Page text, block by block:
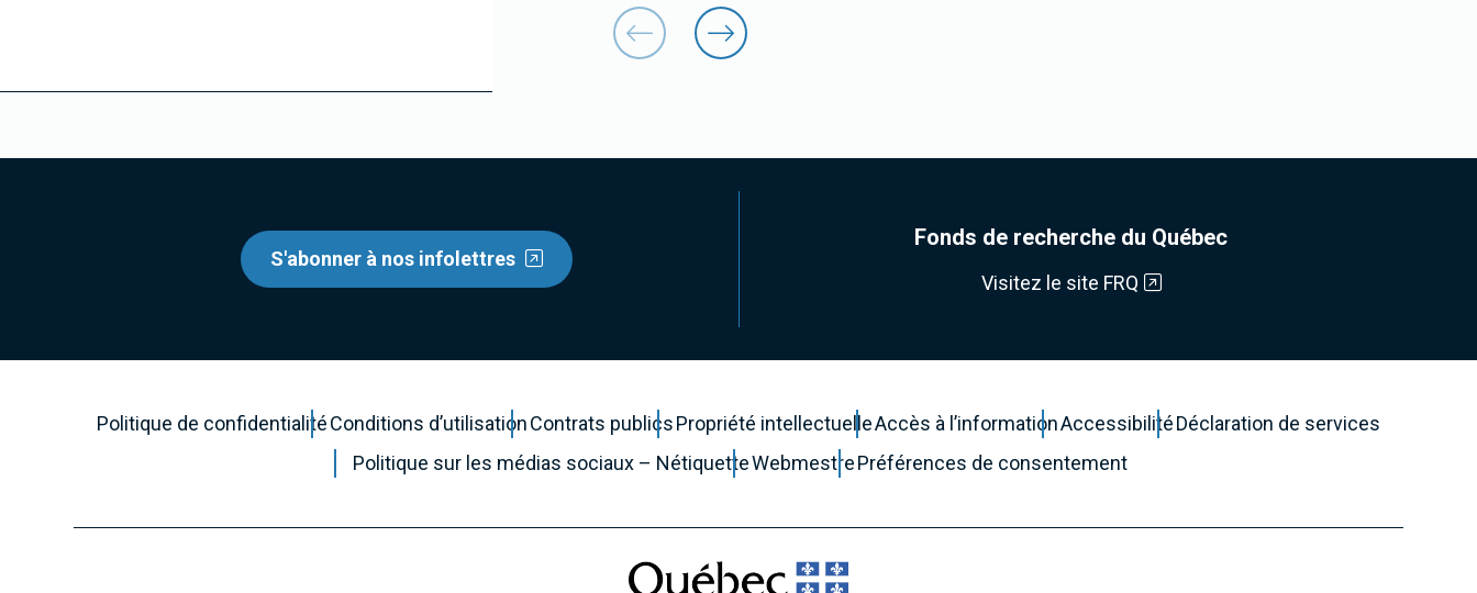
S'abonner à nos infolettres
Fonds de recherche du Québec
Visitez le site FRQ
Politique de confidentialitéConditions d’utilisationContrats publicsPropriété intellectuelleAccès à l’informationAccessibilitéDéclaration de services
Politique sur les médias sociaux – NétiquetteWebmestrePréférences de consentement